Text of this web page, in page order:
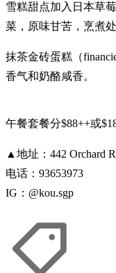
雪糕甜点加入日本草
菜，原味甘苦，烹煮
抹茶金砖蛋糕（
香气和奶酪咸香。
午餐套餐分$88++或
▲地址：442 Orchard
电话：93653973
IG：@kou.sgp